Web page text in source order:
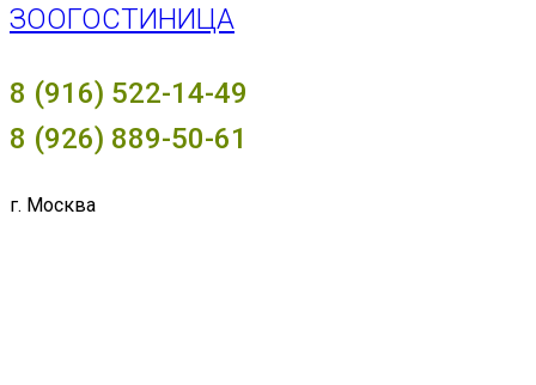
ЗООГОСТИНИЦА
8 (916) 522-14-49
8 (926) 889-50-61
г. Москва